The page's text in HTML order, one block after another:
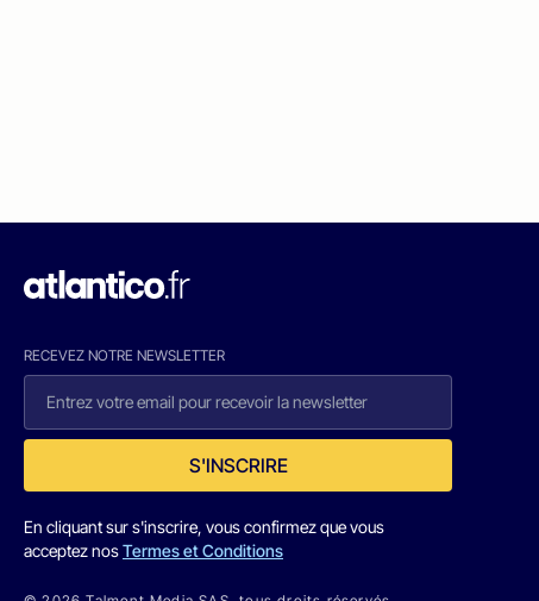
RECEVEZ NOTRE NEWSLETTER
S'INSCRIRE
En cliquant sur s'inscrire, vous confirmez que vous
acceptez nosTermes et Conditions